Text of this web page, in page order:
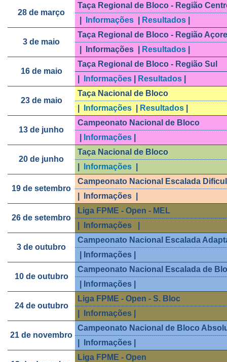
28 de março
Taça Regional de Bloco - Região
Informações| Resultados|
3 de maio
Taça Regional de Bloco - Região
| Informações |
Resultados|
16 de maio
Taça Regional de Bloco - Região Sul
Informações| Resultados|
23 de maio
Taça Nacional de Bloco
Informações| Resultados|
13 de junho
Campeonato Nacional de Bloco
Informações|
20 de junho
Taça Nacional de Bloco
Informações|
19 de setembro
Campeonato Nacional Escalada
| Informações |
26 de setembro
Liga FPME - Open - MEL
| Informações |
3 de outubro
Campeonato Nacional Escalada
| Informações |
10 de outubro
Campeonato Nacional Escalada de
| Informações |
24 de outubro
Liga FPME - Open - S. Bloc
| Informações |
21 de novembro
Campeonato Nacional de Bloco
| Informações |
Liga FPME - Open